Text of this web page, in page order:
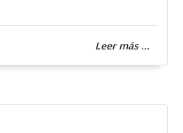
Leer más ...